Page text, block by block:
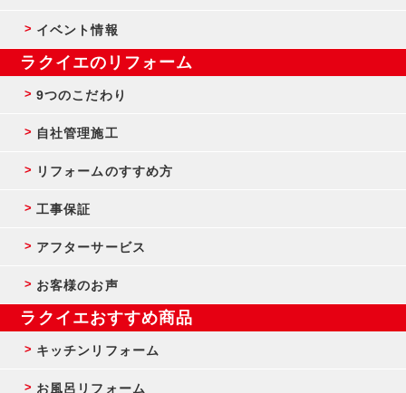
イベント情報
ラクイエのリフォーム
9つのこだわり
自社管理施工
リフォームのすすめ方
工事保証
アフターサービス
お客様のお声
ラクイエおすすめ商品
キッチンリフォーム
お風呂リフォーム